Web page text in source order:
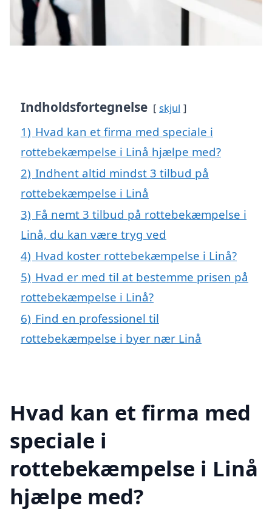
Indholdsfortegnelse skjul
1) Hvad kan et firma med speciale i
rottebekæmpelse i Linå hjælpe med?
2) Indhent altid mindst 3 tilbud på
rottebekæmpelse i Linå
3) Få nemt 3 tilbud på rottebekæmpelse i
Linå, du kan være tryg ved
4) Hvad koster rottebekæmpelse i Linå?
5) Hvad er med til at bestemme prisen på
rottebekæmpelse i Linå?
6) Find en professionel til
rottebekæmpelse i byer nær Linå
Hvad kan et firma med
speciale i
rottebekæmpelse i Linå
hjælpe med?